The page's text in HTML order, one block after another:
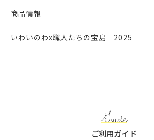
商品情報
いわいのわx職人たちの宝島 2025
Guide
ご利用ガイド